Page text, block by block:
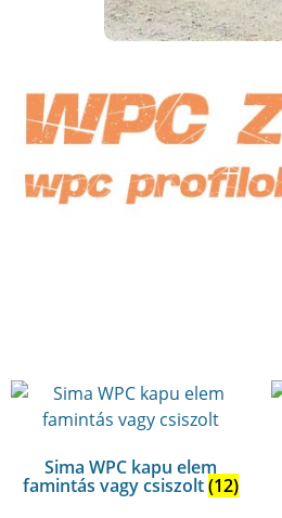
Sima WPC kapu elem
famintás vagy csiszolt(12)